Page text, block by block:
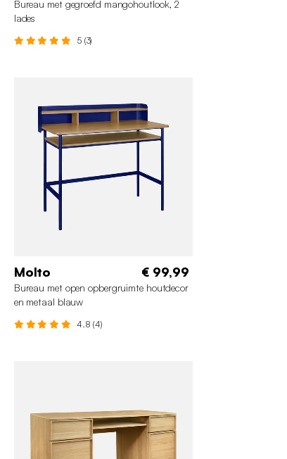
Bureau met gegroefd mangohoutlook, 2
lades
5 (3)
Molto € 99,99
Bureau met open opbergruimte houtdecor
en metaal blauw
4.8 (4)